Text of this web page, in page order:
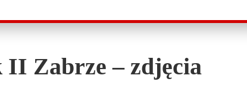
Zabrze – zdjęcia